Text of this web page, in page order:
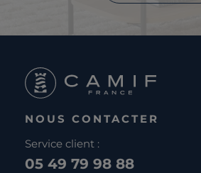
NOUS CONTACTER
Service client :
05 49 79 98 88